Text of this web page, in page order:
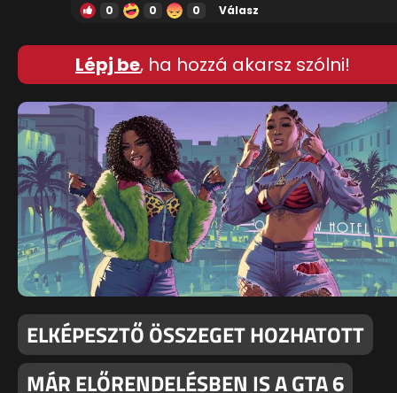
0 0 0 Válasz
Lépj be, ha hozzá akarsz szólni!
ELKÉPESZTŐ ÖSSZEGET HOZHATOTT
MÁR ELŐRENDELÉSBEN IS A GTA 6